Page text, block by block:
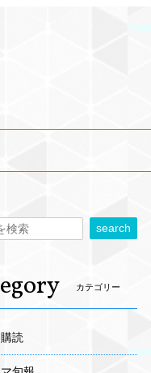
search
カテゴリー
読